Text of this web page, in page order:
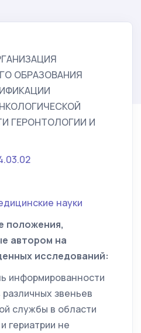
ОБРАЗОВАНИЯ
ГЕРОНТОЛОГИИ И
науки
положения,
автором на
исследований:
информированности
звеньев
службы в области
гериатрии не